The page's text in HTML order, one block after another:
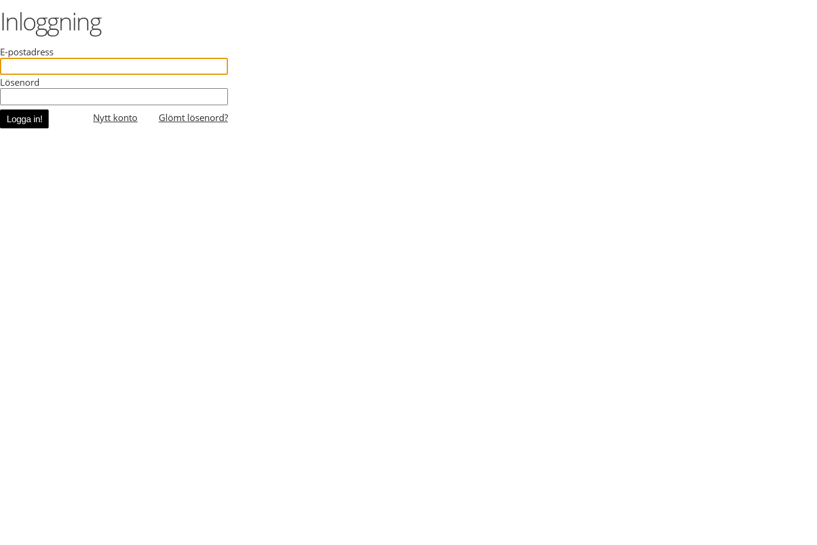
Inloggning
E-postadress
Lösenord
Nytt konto Glömt lösenord?